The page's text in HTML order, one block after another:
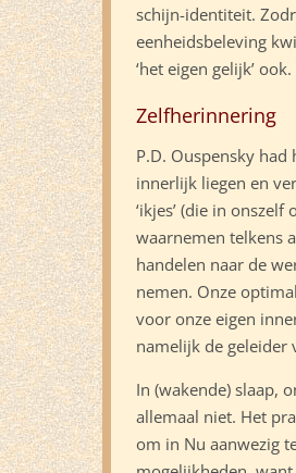
schijn-identiteit.
eenheidsbeleving
‘het eigen gelijk’
Zelfherinnering
P.D. Ouspensky
innerlijk liegen en
‘ikjes’ (die in
waarnemen telkens
handelen naar de
nemen. Onze
voor onze eigen
namelijk de geleider
In (wakende) slaap,
allemaal niet. Het
om in Nu aanwezig